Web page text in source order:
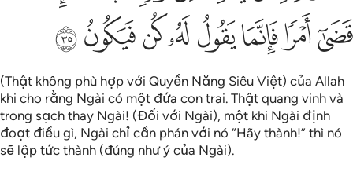
ﲵﲶﲷﲸﲹﲺﲻﲼ
(Thật không phù hợp với Quyền Năng Siêu Việt) của Allah
khi cho rằng Ngài có một đứa con trai. Thật quang vinh và
trong sạch thay Ngài! (Đối với Ngài), một khi Ngài định
đoạt điều gì, Ngài chỉ cần phán với nó “Hãy thành!” thì nó
sẽ lập tức thành (đúng như ý của Ngài).